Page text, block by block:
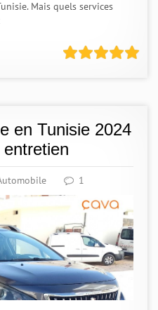
Mais quels services
en Tunisie 2024
1